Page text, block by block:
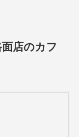
店のカフ